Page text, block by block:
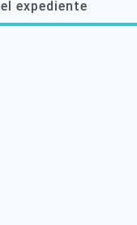
expediente